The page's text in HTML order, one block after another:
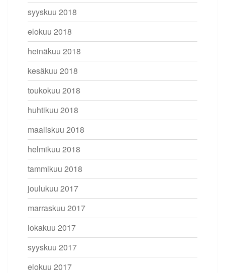
syyskuu 2018
elokuu 2018
heinäkuu 2018
kesäkuu 2018
toukokuu 2018
huhtikuu 2018
maaliskuu 2018
helmikuu 2018
tammikuu 2018
joulukuu 2017
marraskuu 2017
lokakuu 2017
syyskuu 2017
elokuu 2017